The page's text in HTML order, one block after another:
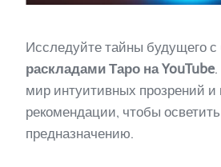
Исследуйте тайны будущего
раскладами Таро на YouTube.
мир интуитивных прозрений
рекомендации, чтобы
предназначению.